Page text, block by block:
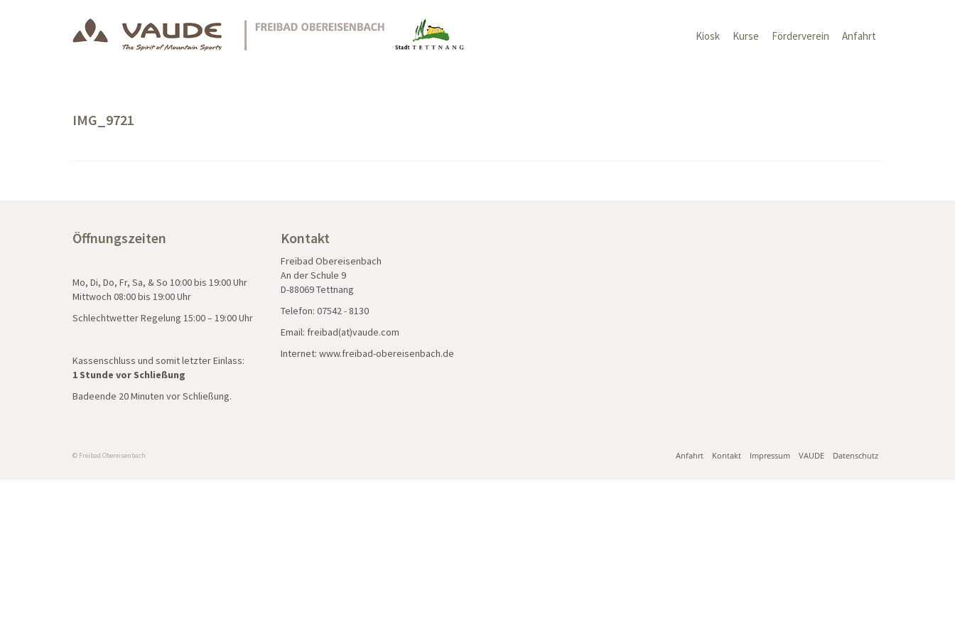
Kiosk Kurse Förderverein Anfahrt
IMG_9721
Öffnungszeiten
Mo, Di, Do, Fr, Sa, & So 10:00 bis 19:00 Uhr
Mittwoch 08:00 bis 19:00 Uhr
Schlechtwetter Regelung 15:00 – 19:00 Uhr
Kassenschluss und somit letzter Einlass:
1 Stunde vor Schließung
Badeende 20 Minuten vor Schließung.
Kontakt
Freibad Obereisenbach
An der Schule 9
D-88069 Tettnang
Telefon: 07542 - 8130
Email: freibad(at)vaude.com
Internet: www.freibad-obereisenbach.de
Anfahrt Kontakt Impressum VAUDE Datenschutz
© Freibad Obereisenbach